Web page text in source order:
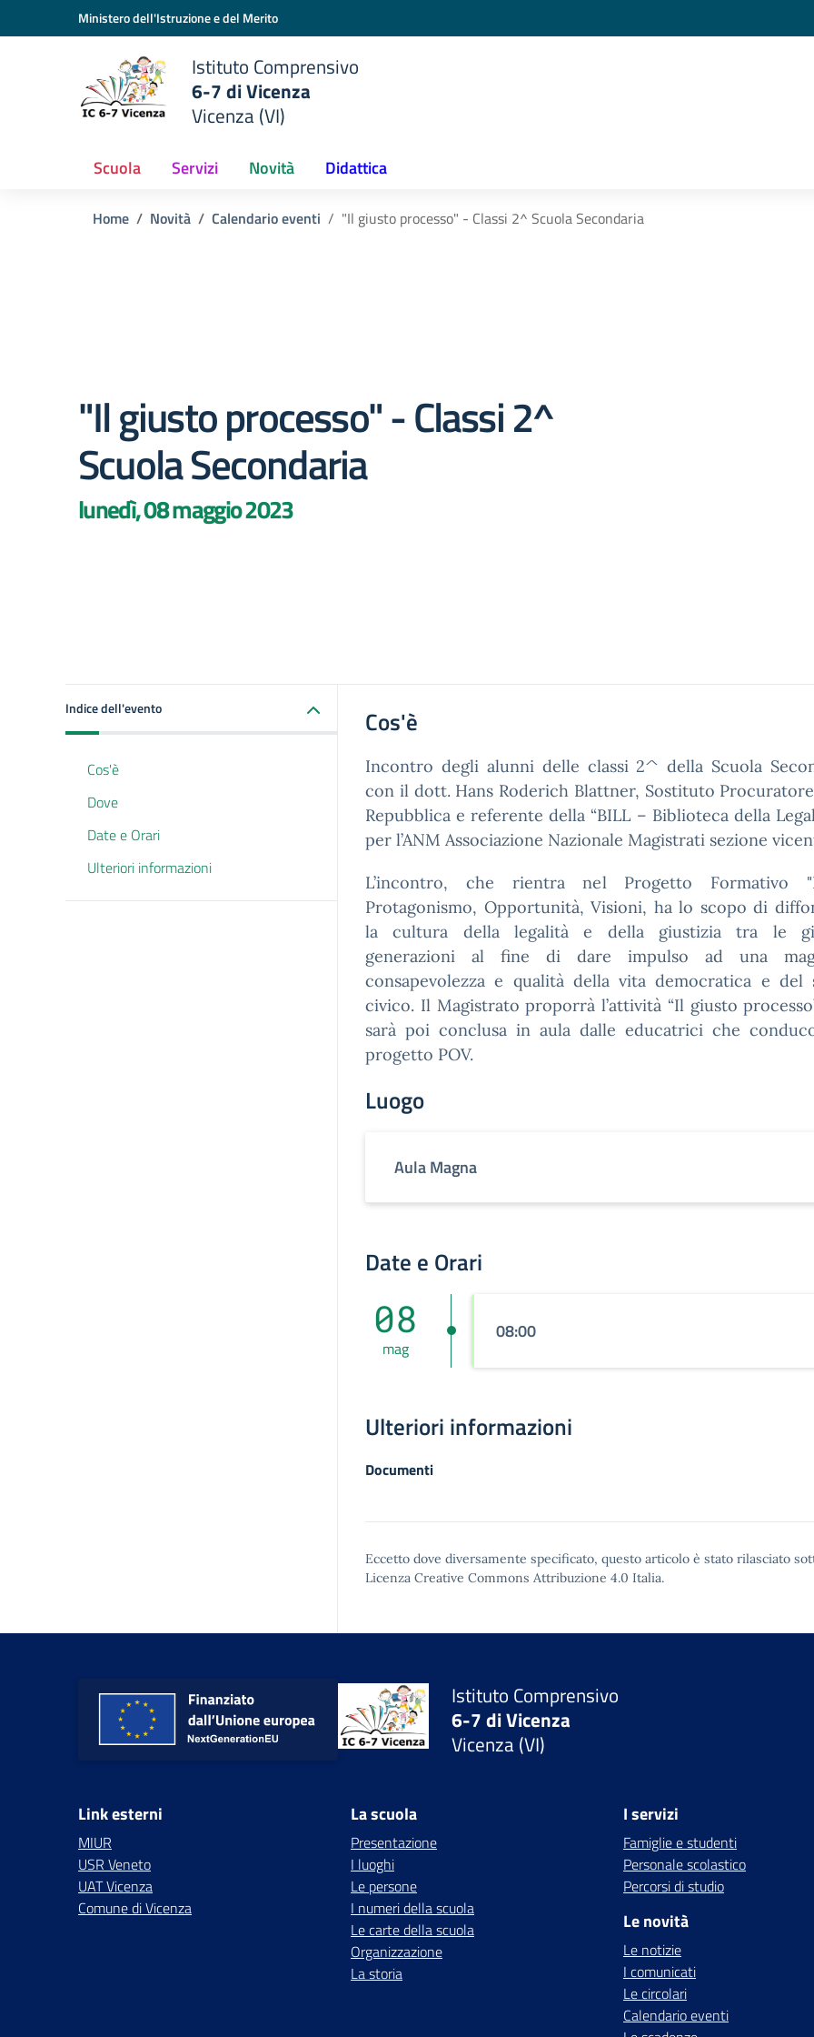
Vai ai contenuti
Vai al menu di navigazioneMinistero dell'Istruzione e del Merito
Istituto Comprensivo
6-7 di Vicenza
Vicenza (VI)
Scuola Servizi Novità Didattica
Home Novità Calendario eventi "Il giusto processo" - Classi 2^ Scuola Secondaria
"Il giusto processo" - Classi 2^
Scuola Secondaria
lunedì, 08 maggio 2023
Indice dell'evento
Cos'è
Dove
Date e Orari
Ulteriori informazioni
Cos'è
Incontro degli alunni delle classi 2^ della Scuola
con il dott. Hans Roderich Blattner, Sostituto
Repubblica e referente della “BILL – Biblioteca della
per l’ANM Associazione Nazionale Magistrati sezione
L’incontro, che rientra nel Progetto Formativo
Protagonismo, Opportunità, Visioni, ha lo scopo di
la cultura della legalità e della giustizia tra le
generazioni al fine di dare impulso ad una
consapevolezza e qualità della vita democratica e del
civico. Il Magistrato proporrà l’attività “Il giusto
sarà poi conclusa in aula dalle educatrici che
progetto POV.
Luogo
Aula Magna
Date e Orari
08
mag
08:00
Ulteriori informazioni
Documenti
Eccetto dove diversamente specificato, questo articolo è stato rilasciato
Licenza Creative Commons Attribuzione 4.0 Italia.
Istituto Comprensivo
6-7 di Vicenza
Vicenza (VI)
Link esterni
MIUR
USR Veneto
UAT Vicenza
Comune di Vicenza
La scuola
Presentazione
I luoghi
Le persone
I numeri della scuola
Le carte della scuola
Organizzazione
La storia
I servizi
Famiglie e studenti
Personale scolastico
Percorsi di studio
Le novità
Le notizie
I comunicati
Le circolari
Calendario eventi